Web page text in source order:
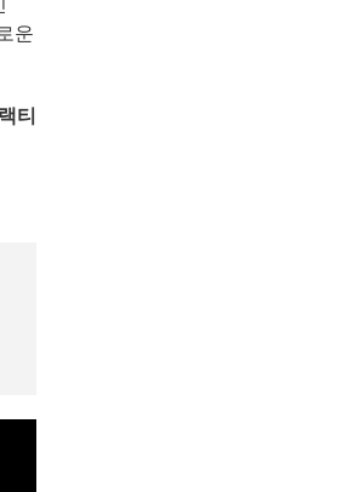
운
티